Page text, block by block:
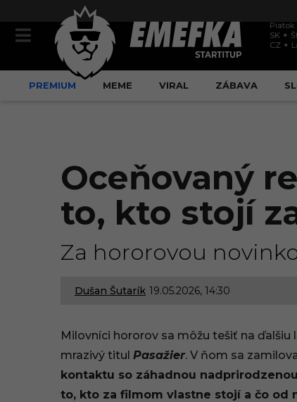
Piatok
SK
CZ
PREMIUM MEME VIRAL ZÁBAVA
Oceňovaný
to, kto stojí
Za hororovou
Dušan Šutarík 19.05.2026, 14:30
1
0
Milovníci hororov sa môžu tešiť na
mrazivý titul Pasažier. V ňom sa
kontaktu so záhadnou
to, kto za filmom vlastne stojí a čo od